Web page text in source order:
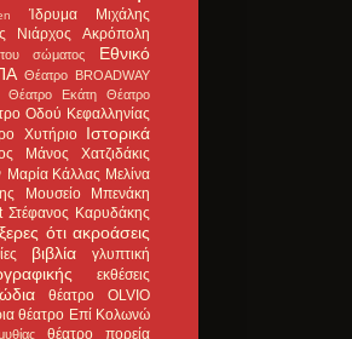
Ίδρυμα Μιχάλης
Νιάρχος Ακρόπολη
σώματος
Εθνικό
Θέατρο BROADWAY
Θέατρο Εκάτη
Θέατρο
Οδού Κεφαλληνίας
Χυτήριο Ιστορικά
Μάνος Χατζιδάκις
Μαρία Κάλλας Μελίνα
Μουσείο Μπενάκη
Στέφανος Καρυδάκης
ότι ακροάσεις
βιβλία
γλυπτική
εκθέσεις
θέατρο OLVIO
θέατρο Επί Κολωνώ
θέατρο πορεία